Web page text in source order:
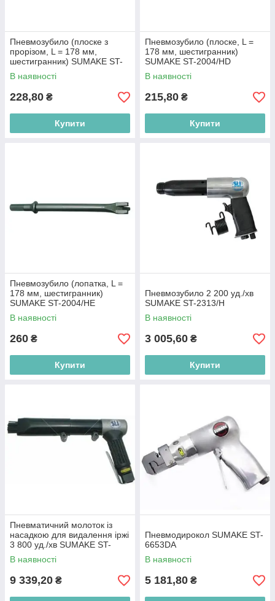
Пневмозубило (плоске з
прорізом, L = 178 мм,
шестигранник) SUMAKE ST-
2004/HC
В наявності
228,80 ₴
Купити
Пневмозубило (плоске, L =
178 мм, шестигранник)
SUMAKE ST-2004/HD
В наявності
215,80 ₴
Купити
Пневмозубило (лопатка, L =
178 мм, шестигранник)
SUMAKE ST-2004/HE
В наявності
260 ₴
Купити
Пневмозубило 2 200 уд./хв
SUMAKE ST-2313/H
В наявності
3 005,60 ₴
Купити
Пневматичний молоток із
насадкою для видалення іржі
3 800 уд./хв SUMAKE ST-
2555
В наявності
9 339,20 ₴
Пневмодирокол SUMAKE ST-
6653DA
В наявності
5 181,80 ₴